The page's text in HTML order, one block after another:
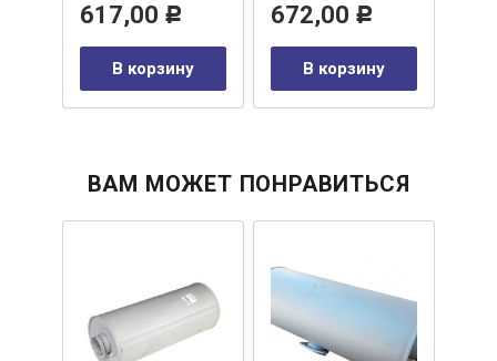
617,00 Р
В корзину
672,00 Р
В корзину
ВАМ МОЖЕТ ПОНРАВИТЬСЯ